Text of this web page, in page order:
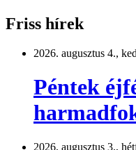
Friss hírek
2026. augusztus 4.,
Péntek
2026. augusztus 3.,